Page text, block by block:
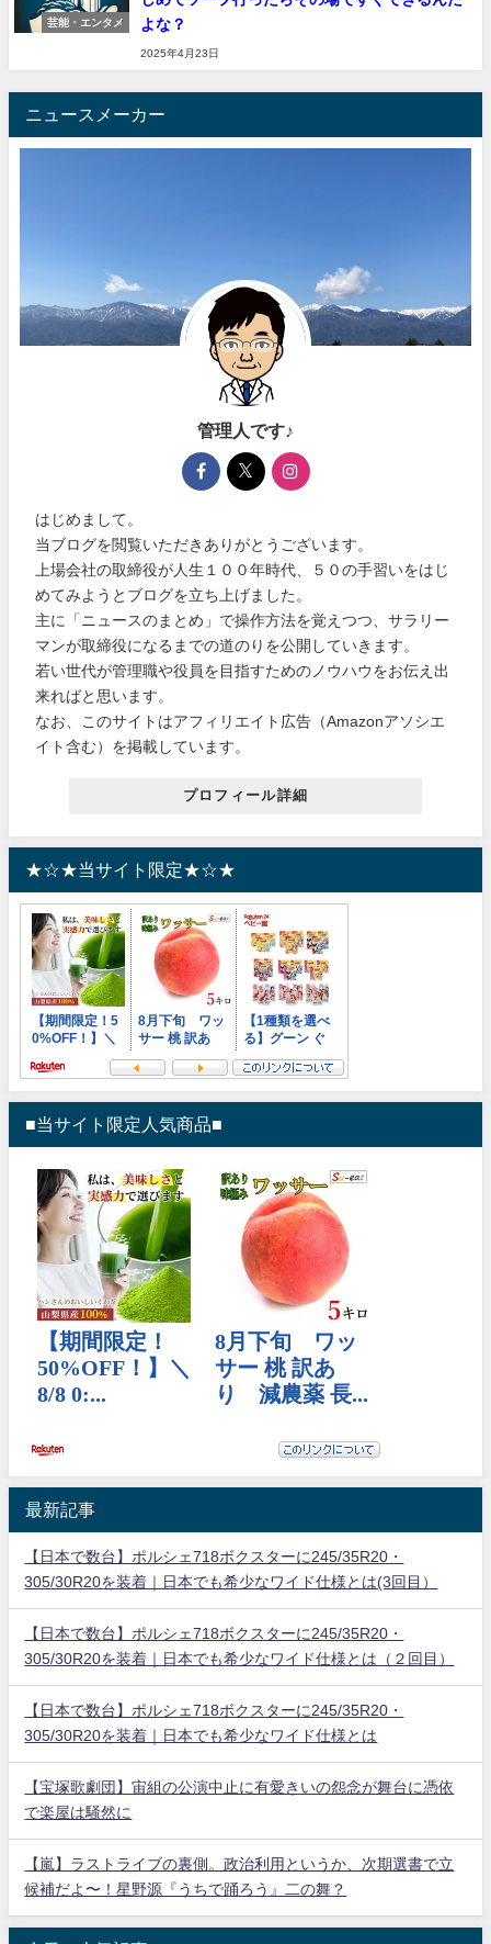
芸能・エンタメ
よな？
2025年4月23日
ニュースメーカー
管理人です♪
はじめまして。
当ブログを閲覧いただきありがとうございます。
上場会社の取締役が人生１００年時代、５０の手習いをはじ
めてみようとブログを立ち上げました。
主に「ニュースのまとめ」で操作方法を覚えつつ、サラリー
マンが取締役になるまでの道のりを公開していきます。
若い世代が管理職や役員を目指すためのノウハウをお伝え出
来ればと思います。
なお、このサイトはアフィリエイト広告（Amazonアソシエ
イト含む）を掲載しています。
プロフィール詳細
★☆★当サイト限定★☆★
■当サイト限定人気商品■
最新記事
【日本で数台】ポルシェ718ボクスターに245/35R20・
305/30R20を装着｜日本でも希少なワイド仕様とは(3回目）
【日本で数台】ポルシェ718ボクスターに245/35R20・
305/30R20を装着｜日本でも希少なワイド仕様とは（２回目）
【日本で数台】ポルシェ718ボクスターに245/35R20・
305/30R20を装着｜日本でも希少なワイド仕様とは
【宝塚歌劇団】宙組の公演中止に有愛きいの怨念が舞台に憑依
で楽屋は騒然に
【嵐】ラストライブの裏側。政治利用というか、次期選書で立
候補だよ〜！星野源『うちで踊ろう』二の舞？